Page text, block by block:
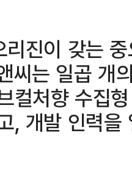
진이 갖는
씨는 일곱 개
컬처향 수집
, 개발 인력